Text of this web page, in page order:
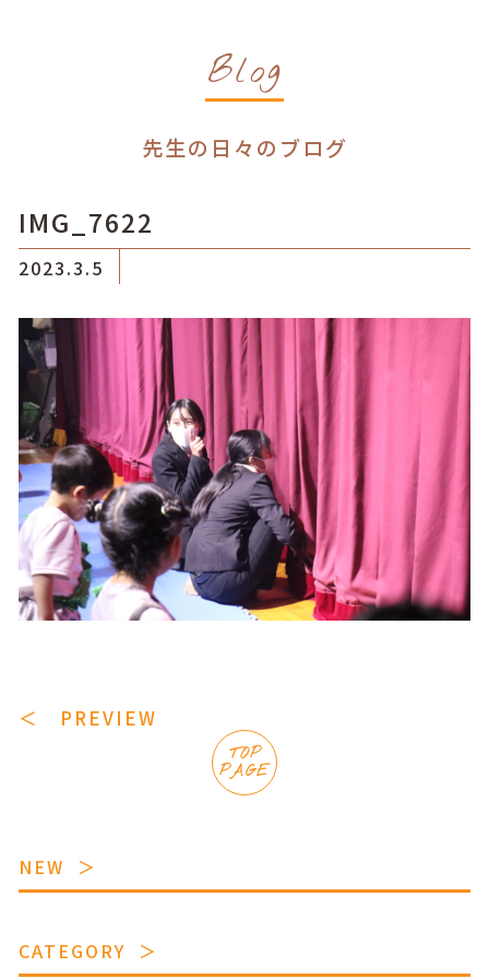
Blog
先生の日々のブログ
IMG_7622
2023.3.5
＜ PREVIEW
TOP
PAGE
NEW
CATEGORY